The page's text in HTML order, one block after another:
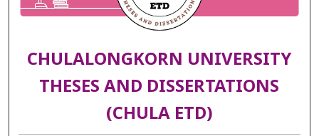
CHULALONGKORN UNIVERSITY
THESES AND DISSERTATIONS
(CHULA ETD)